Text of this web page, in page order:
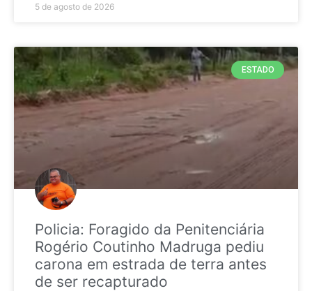
5 de agosto de 2026
ESTADO
Policia: Foragido da Penitenciária
Rogério Coutinho Madruga pediu
carona em estrada de terra antes
de ser recapturado